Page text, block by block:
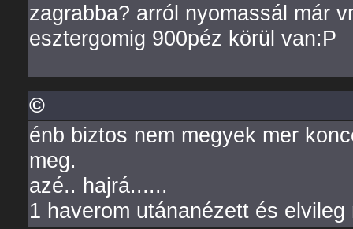
zagrabba? arról nyomassál már
esztergomig 900péz körül van:P
©
énb biztos nem megyek mer
meg.
azé.. hajrá......
1 haverom utánanézett és